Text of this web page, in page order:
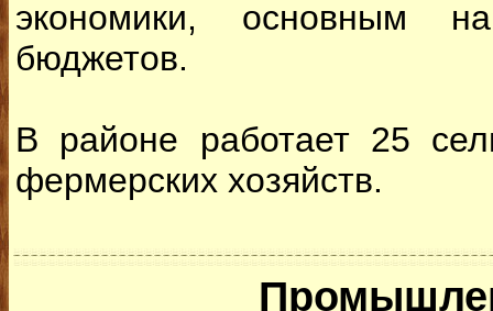
экономики, основным
бюджетов.
В районе работает 25
фермерских хозяйств.